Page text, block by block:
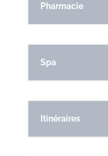
Pharmacie
Spa
Itinéraires